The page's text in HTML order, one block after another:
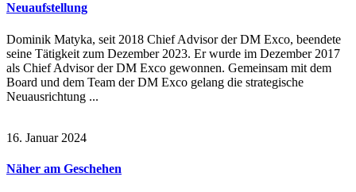
Neuaufstellung
Dominik Matyka, seit 2018 Chief Advisor der DM Exco, beendete
seine Tätigkeit zum Dezember 2023. Er wurde im Dezember 2017
als Chief Advisor der DM Exco gewonnen. Gemeinsam mit dem
Board und dem Team der DM Exco gelang die strategische
Neuausrichtung ...
16. Januar 2024
Näher am Geschehen